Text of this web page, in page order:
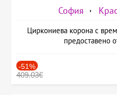
София
Циркониева корона с
предоставено
-51%
409.03€